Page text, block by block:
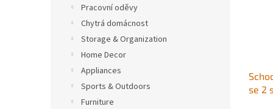
Pracovní oděvy
Chytrá domácnost
Storage & Organization
Home Decor
Appliances
Sports & Outdoors
Furniture
se 2